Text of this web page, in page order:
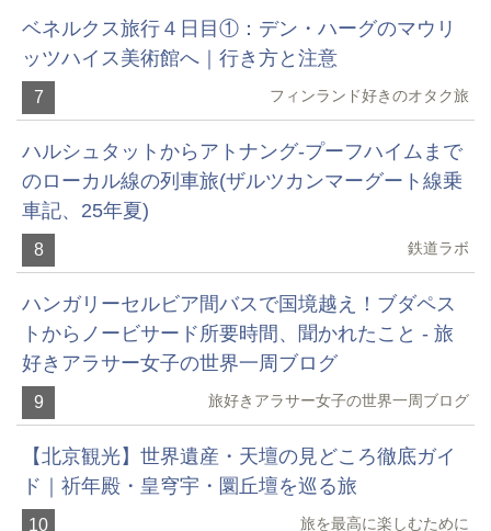
ベネルクス旅行４日目①：デン・ハーグのマウリ
ッツハイス美術館へ｜行き方と注意
7 フィンランド好きのオタク旅
ハルシュタットからアトナング-プーフハイムまで
のローカル線の列車旅(ザルツカンマーグート線乗
車記、25年夏)
8 鉄道ラボ
ハンガリーセルビア間バスで国境越え！ブダペス
トからノービサード所要時間、聞かれたこと - 旅
好きアラサー女子の世界一周ブログ
9 旅好きアラサー女子の世界一周ブログ
【北京観光】世界遺産・天壇の見どころ徹底ガイ
ド｜祈年殿・皇穹宇・圜丘壇を巡る旅
10 旅を最高に楽しむために